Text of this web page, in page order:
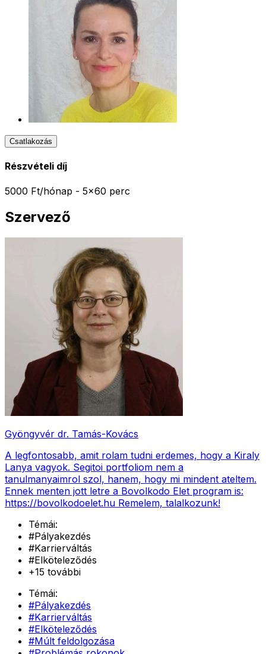
Csatlakozás
Részvételi díj
5000 Ft/hónap - 5x60 perc
Szervező
Gyöngyvér dr. Tamás-Kovács
A legfontosabb, amit rolam tudni erdemes, hogy a Kiraly
Lanya vagyok. Segitoi portfoliom nem a
tanulmanyaimrol szol, hanem, hogy mi mindent ateltem.
Ennek menten jott letre a Bovolkodo Elet program is:
https://bovolkodoelet.hu Remelem, talalkozunk!
Témái:
#Pályakezdés
#Karrierváltás
#Elköteleződés
+15 további
Témái:
#Pályakezdés
#Karrierváltás
#Elköteleződés
#Múlt feldolgozása